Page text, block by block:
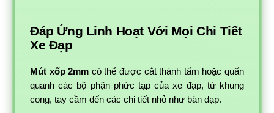
Đáp Ứng Linh Hoạt Với Mọi Chi Tiết
Xe Đạp
Mút xốp 2mm có thể được cắt thành tấm hoặc quấn
quanh các bộ phận phức tạp của xe đạp, từ khung
cong, tay cầm đến các chi tiết nhỏ như bàn đạp.